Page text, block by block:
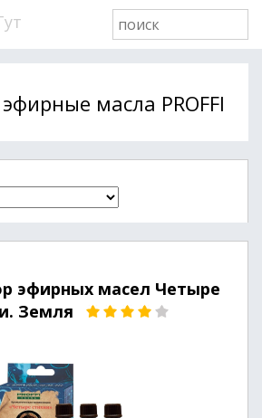
масла PROFFI
эфирных масел Четыре
Земля